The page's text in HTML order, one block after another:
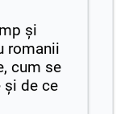
și
romanii
cum se
și de ce